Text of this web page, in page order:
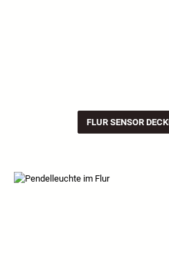
FLUR SENSOR